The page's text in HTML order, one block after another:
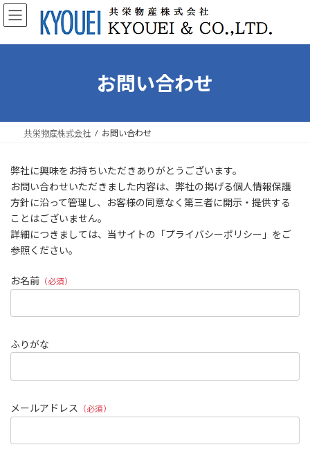
コ
ン
ン
ナ
ビ
ー
お問い合わせ
共栄物産株式会社 お問い合わせ
弊社に興味をお持ちいただきありがとうございます。
お問い合わせいただきました内容は、弊社の掲げる個人情報保護
方針に沿って管理し、お客様の同意なく第三者に開示・提供する
ことはございません。
詳細につきましては、当サイトの「プライバシーポリシー」をご
参照ください。
お名前 （必須）
ふりがな
メールアドレス （必須）